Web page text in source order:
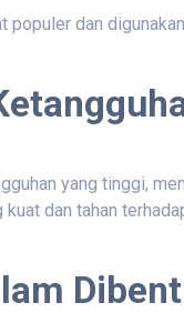
populer dan
yang tinggi,
dan tahan